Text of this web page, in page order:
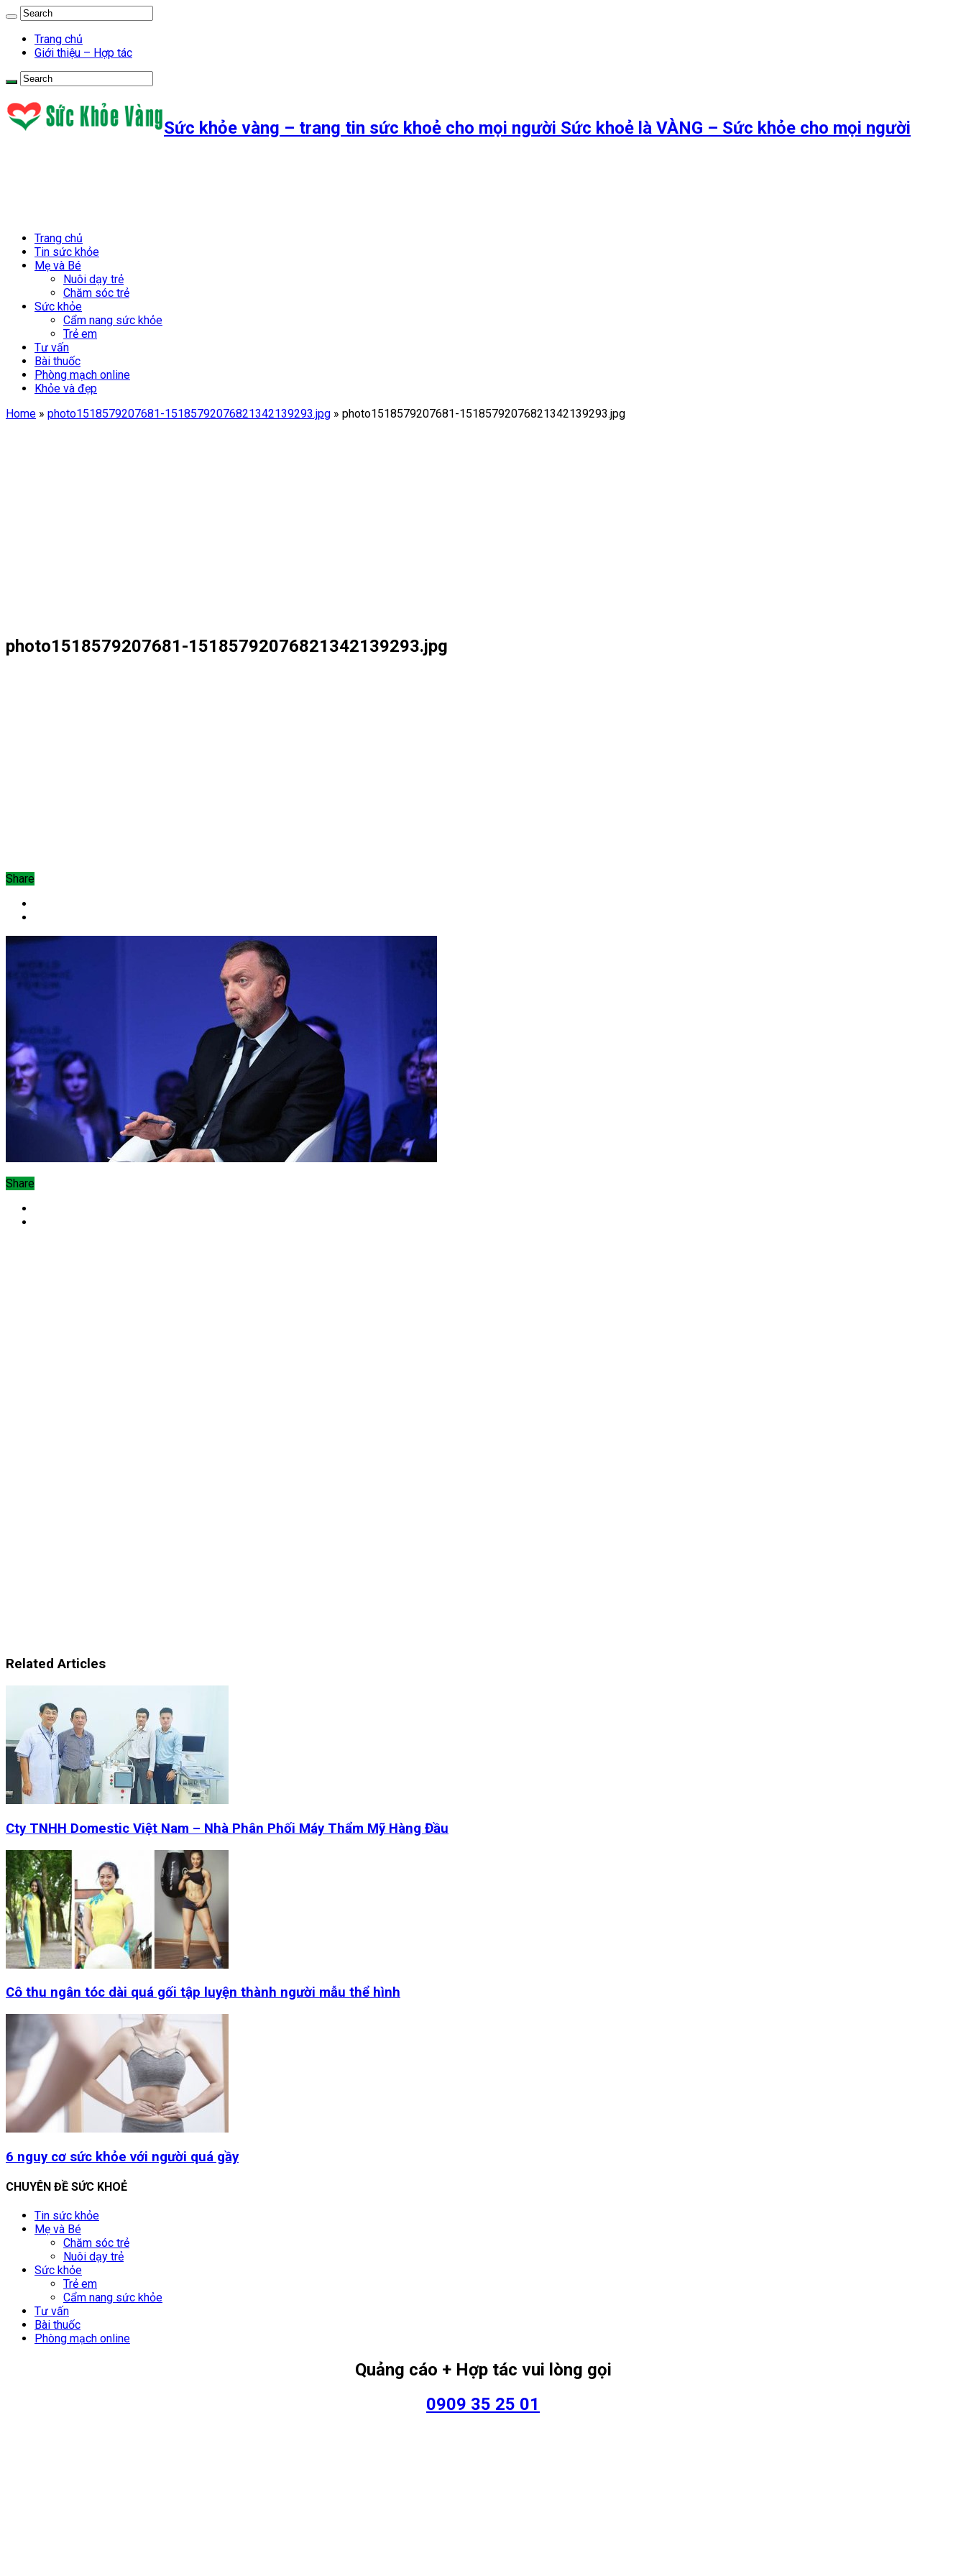
Trang chủ
Giới thiệu – Hợp tác
Sức khỏe vàng – trang tin sức khoẻ cho mọi người Sức khoẻ là VÀNG – Sức khỏe cho mọi người
Trang chủ
Tin sức khỏe
Mẹ và Bé
Nuôi dạy trẻ
Chăm sóc trẻ
Sức khỏe
Cẩm nang sức khỏe
Trẻ em
Tư vấn
Bài thuốc
Phòng mạch online
Khỏe và đẹp
Home » photo1518579207681-15185792076821342139293.jpg » photo1518579207681-15185792076821342139293.jpg
photo1518579207681-15185792076821342139293.jpg
Share
Share
Related Articles
Cty TNHH Domestic Việt Nam – Nhà Phân Phối Máy Thẩm Mỹ Hàng Đầu
Cô thu ngân tóc dài quá gối tập luyện thành người mẫu thể hình
6 nguy cơ sức khỏe với người quá gầy
CHUYÊN ĐỀ SỨC KHOẺ
Tin sức khỏe
Mẹ và Bé
Chăm sóc trẻ
Nuôi dạy trẻ
Sức khỏe
Trẻ em
Cẩm nang sức khỏe
Tư vấn
Bài thuốc
Phòng mạch online
Quảng cáo + Hợp tác vui lòng gọi
0909 35 25 01